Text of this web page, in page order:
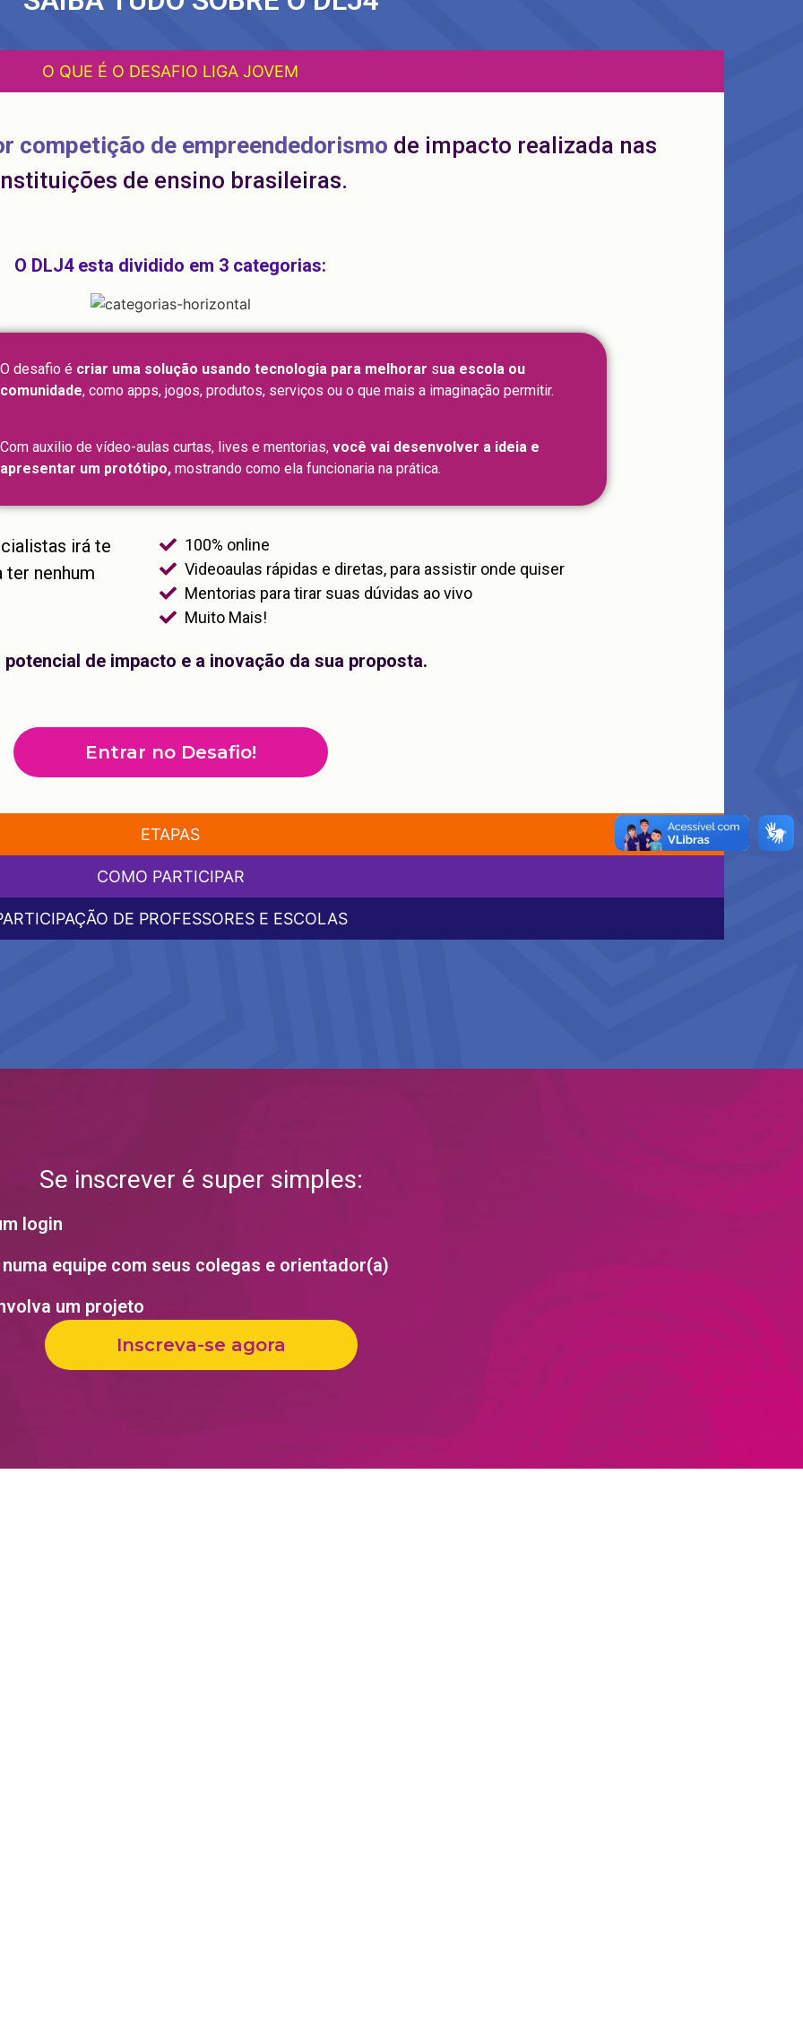
O QUE É O DESAFIO LIGA JOVEM
competição de empreendedorismo de impacto realizada nas
de ensino brasileiras.
O DLJ4 esta dividido em 3 categorias:
O desafio é criar uma solução usando tecnologia para melhorar sua escola ou
comunidade, como apps, jogos, produtos, serviços ou o que mais a imaginação permitir.
Com auxilio de vídeo-aulas curtas, lives e mentorias, você vai desenvolver a ideia e
apresentar um protótipo,mostrando como ela funcionaria na prática.
irá te
nenhum
100% online
Videoaulas rápidas e diretas, para assistir onde quiser
Mentorias para tirar suas dúvidas ao vivo
Muito Mais!
de impacto e a inovação da sua proposta.
Entrar no Desafio!
ETAPAS
COMO PARTICIPAR
DE PROFESSORES E ESCOLAS
Se inscrever é super simples:
login
equipe com seus colegas e orientador(a)
um projeto
Inscreva-se agora